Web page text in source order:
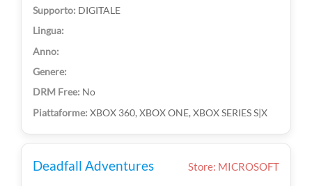
DIGITALE
No
XBOX 360, XBOX ONE, XBOX SERIES S|X
Deadfall Adventures Store: MICROSOFT